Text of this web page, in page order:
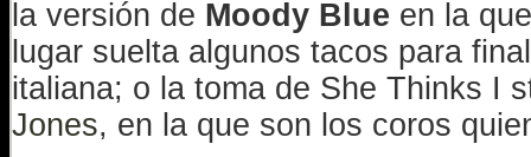
la versión de Moody Blue en la
lugar suelta algunos tacos para
italiana; o la toma de She Thinks I
Jones, en la que son los coros